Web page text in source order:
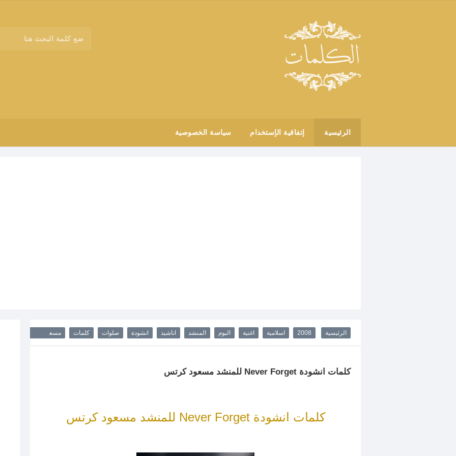
الرئيسية إتفاقية الإستخدام سياسة الخصوصية
الرئيسية 2008 اسلامية اغنية البوم المنشد اناشيد انشودة صلوات كلمات مسعود كرتس
كلمات انشودة Never Forget للمنشد مسعود كرتس
كلمات انشودة Never Forget للمنشد مسعود كرتس